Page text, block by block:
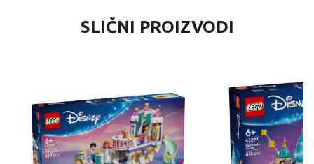
SLIČNI PROIZVODI